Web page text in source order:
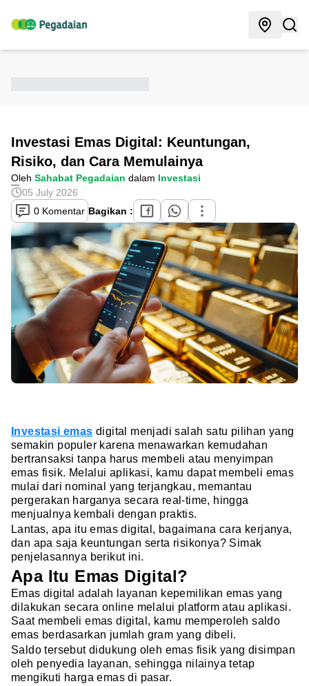
Investasi Emas Digital: Keuntungan,
Risiko, dan Cara Memulainya
Oleh Sahabat Pegadaian dalam Investasi
05 July 2026
0 Komentar Bagikan :
Investasi emas digital menjadi salah satu pilihan yang
semakin populer karena menawarkan kemudahan
bertransaksi tanpa harus membeli atau menyimpan
emas fisik. Melalui aplikasi, kamu dapat membeli emas
mulai dari nominal yang terjangkau, memantau
pergerakan harganya secara real-time, hingga
menjualnya kembali dengan praktis.
Lantas, apa itu emas digital, bagaimana cara kerjanya,
dan apa saja keuntungan serta risikonya? Simak
penjelasannya berikut ini.
Apa Itu Emas Digital?
Emas digital adalah layanan kepemilikan emas yang
dilakukan secara online melalui platform atau aplikasi.
Saat membeli emas digital, kamu memperoleh saldo
emas berdasarkan jumlah gram yang dibeli.
Saldo tersebut didukung oleh emas fisik yang disimpan
oleh penyedia layanan, sehingga nilainya tetap
mengikuti harga emas di pasar.